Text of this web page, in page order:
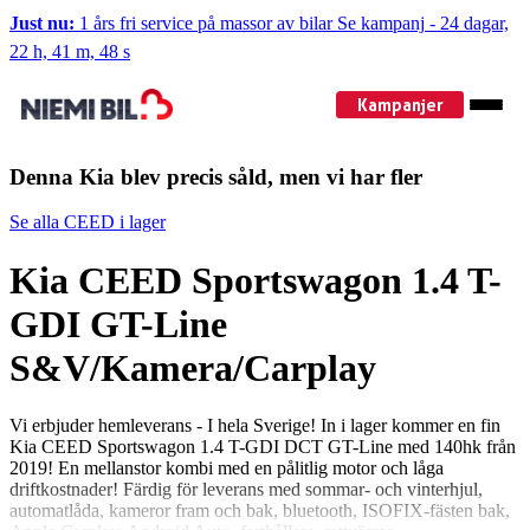
Just nu: 1 års fri service på massor av bilar Se kampanj - 24 dagar,
22 h, 41 m, 47 s
Kampanjer
Denna Kia blev precis såld, men vi har fler
Se alla CEED i lager
Kia CEED Sportswagon 1.4 T-
GDI GT-Line
S&V/Kamera/Carplay
Vi erbjuder hemleverans - I hela Sverige! In i lager kommer en fin
Kia CEED Sportswagon 1.4 T-GDI DCT GT-Line med 140hk från
2019! En mellanstor kombi med en pålitlig motor och låga
driftkostnader! Färdig för leverans med sommar- och vinterhjul,
automatlåda, kameror fram och bak, bluetooth, ISOFIX-fästen bak,